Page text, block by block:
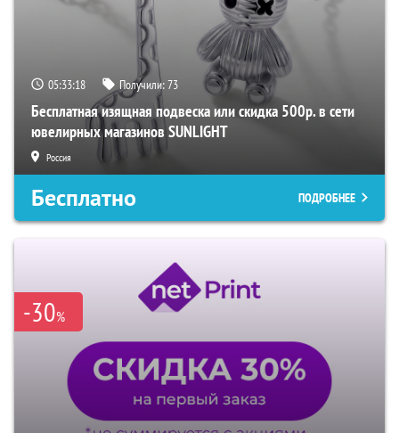
05:33:17 Получили:73
Бесплатная изящная подвеска или скидка 500р. в сети
ювелирных магазинов SUNLIGHT
Россия
Бесплатно ПОДРОБНЕЕ
-30%